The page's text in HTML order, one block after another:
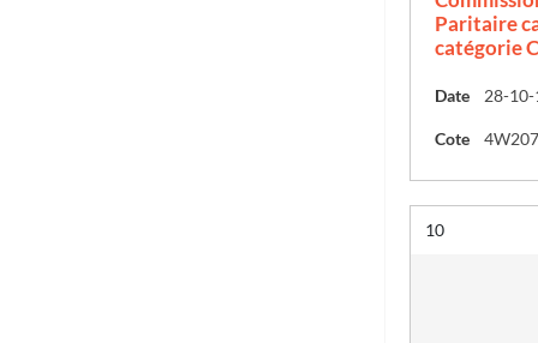
Paritaire
catégorie
Date
Cote 4W207
Résultat n°
10